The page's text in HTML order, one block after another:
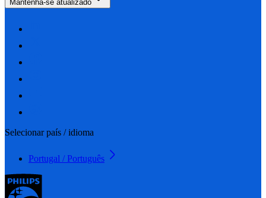
Mantenha-se atualizado
Selecionar país / idioma
Portugal / Português